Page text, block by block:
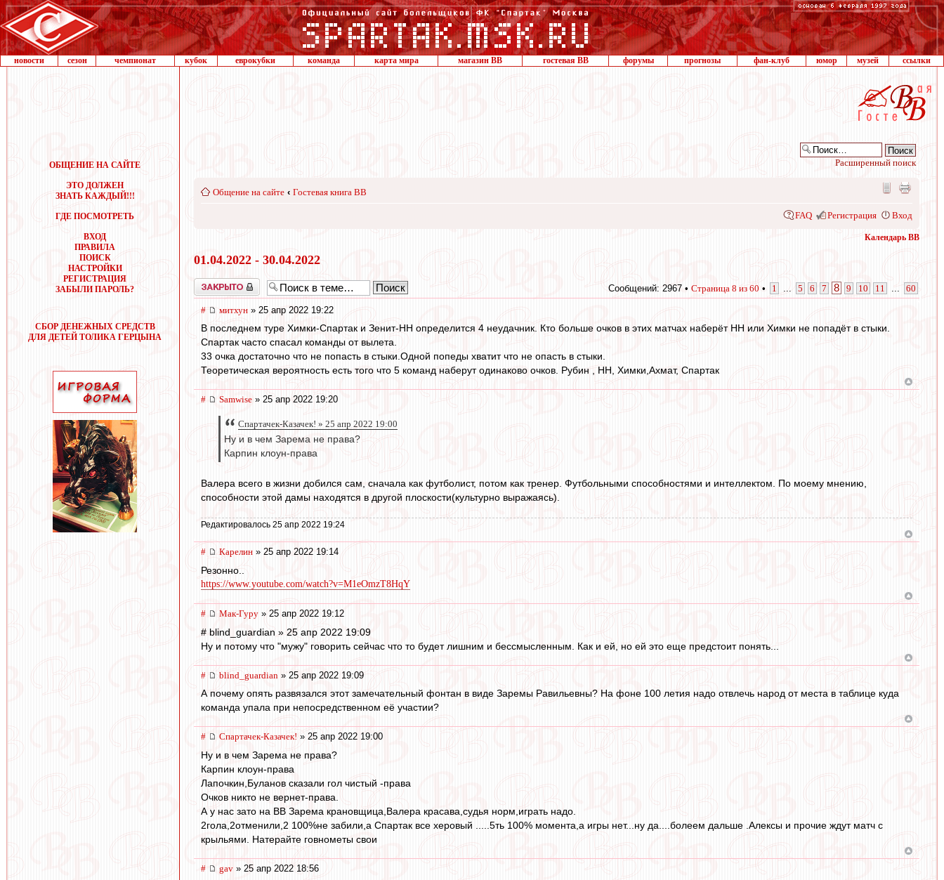
новости сезон чемпионат кубок еврокубки команда карта мира магазин ВВ гостевая ВВ форумы прогнозы фан-клуб юмор музей ссылки
ОБЩЕНИЕ НА САЙТЕ
ЭТО ДОЛЖЕН
ЗНАТЬ КАЖДЫЙ!!!
ГДЕ ПОСМОТРЕТЬ
ВХОД
ПРАВИЛА
ПОИСК
НАСТРОЙКИ
РЕГИСТРАЦИЯ
ЗАБЫЛИ ПАРОЛЬ?
СБОР ДЕНЕЖНЫХ СРЕДСТВ
ДЛЯ ДЕТЕЙ ТОЛИКА ГЕРЦЫНА
Расширенный поиск
Общение на сайте ‹ Гостевая книга ВВ
FAQ Регистрация Вход
Календарь ВВ
01.04.2022 - 30.04.2022
Закрыто Сообщений: 2967 • Страница 8 из 60 • 1 5 6 7 8 9 10 11 60
# митхун » 25 апр 2022 19:22
В последнем туре Химки-Спартак и Зенит-НН определится 4 неудачник. Кто больше очков в этих матчах наберёт НН или Химки не попадёт в стыки.
Спартак часто спасал команды от вылета.
33 очка достаточно что не попасть в стыки.Одной попеды хватит что не опасть в стыки.
Теоретическая вероятность есть того что 5 команд наберут одинаково очков. Рубин , НН, Химки,Ахмат, Спартак
# Samwise » 25 апр 2022 19:20
Спартачек-Казачек! » 25 апр 2022 19:00
Ну и в чем Зарема не права?
Карпин клоун-права
Валера всего в жизни добился сам, сначала как футболист, потом как тренер. Футбольными способностями и интеллектом. По моему мнению,
способности этой дамы находятся в другой плоскости(культурно выражаясь).
Редактировалось 25 апр 2022 19:24
# Карелин » 25 апр 2022 19:14
Резонно..
https://www.youtube.com/watch?v=M1eOmzT8HqY
# Мак-Гуру » 25 апр 2022 19:12
# blind_guardian » 25 апр 2022 19:09
Ну и потому что "мужу" говорить сейчас что то будет лишним и бессмысленным. Как и ей, но ей это еще предстоит понять...
# blind_guardian » 25 апр 2022 19:09
А почему опять развязался этот замечательный фонтан в виде Заремы Равильевны? На фоне 100 летия надо отвлечь народ от места в таблице куда
команда упала при непосредственном её участии?
# Спартачек-Казачек! » 25 апр 2022 19:00
Ну и в чем Зарема не права?
Карпин клоун-права
Лапочкин,Буланов сказали гол чистый -права
Очков никто не вернет-права.
А у нас зато на ВВ Зарема крановщица,Валера красава,судья норм,играть надо.
2гола,2отменили,2 100%не забили,а Спартак все херовый .....5ть 100% момента,а игры нет...ну да....болеем дальше .Алексы и прочие ждут матч с
крыльями. Натерайте говнометы свои
# gav » 25 апр 2022 18:56